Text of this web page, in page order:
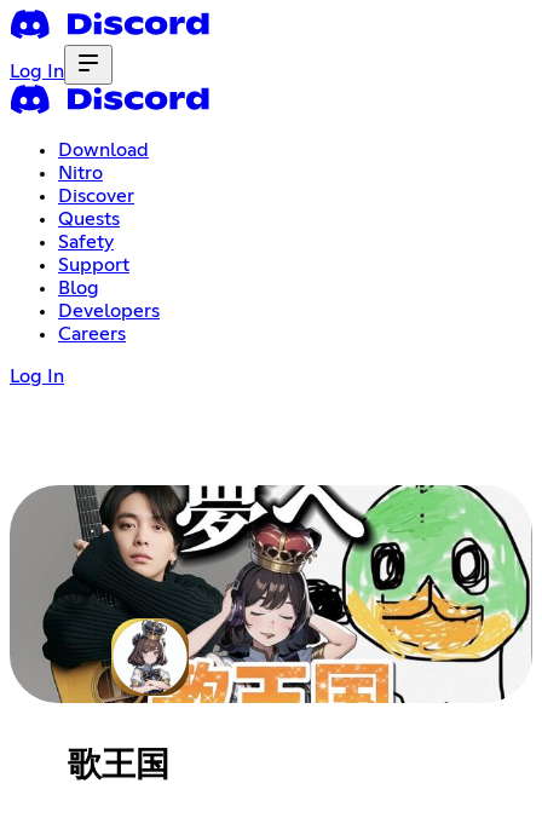
Log In
Download
Nitro
Discover
Quests
Safety
Support
Blog
Developers
Careers
Log In
歌王国